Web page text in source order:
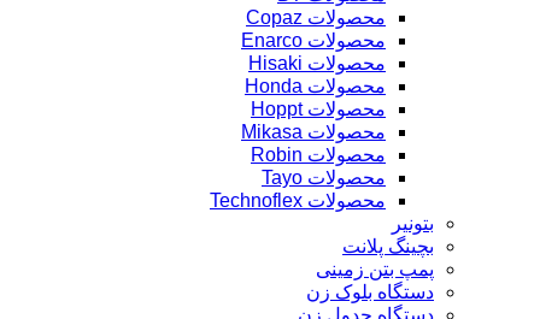
محصولات Copaz
محصولات Enarco
محصولات Hisaki
محصولات Honda
محصولات Hoppt
محصولات Mikasa
محصولات Robin
محصولات Tayo
محصولات Technoflex
بتونیر
بچینگ پلانت
پمپ بتن زمینی
دستگاه بلوک زن